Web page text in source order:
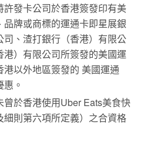
許發卡公司於香港簽發印有美
品牌或商標的運通卡即星展銀
司、渣打銀行（香港）有限公
港）有限公司所簽發的美國運
以外地區簽發的 美國運通
。
曾於香港使用Uber Eats美食快
細則第六項所定義）之合資格